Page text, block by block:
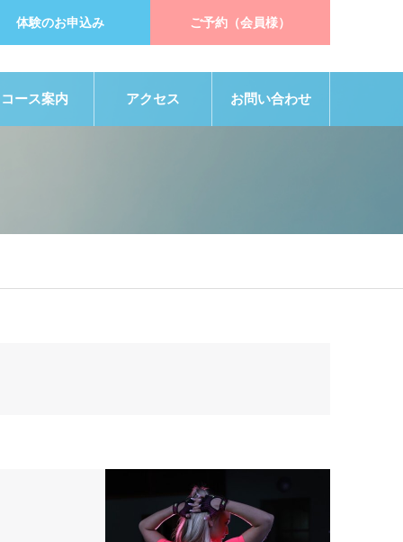
体験のお申込み ご予約（会員様）
コース案内 アクセス お問い合わせ